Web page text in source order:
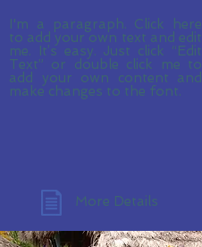
I'm a paragraph. Click here
to add your own text and edit
me. It’s easy. Just click “Edit
Text” or double click me to
add your own content and
make changes to the font.
More Details